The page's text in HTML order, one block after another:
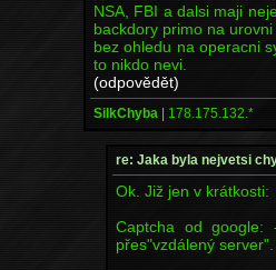
NSA, FBI a dalsi maji
backdory primo na
bez ohledu na operacni
to nikdo nevi.
(odpovědět)
SilkChyba | 178.175.132.*
re: Jaka byla nejvetsi
Ok. Již jen v krátkosti:
Captcha od google:
přes"vzdálený server".